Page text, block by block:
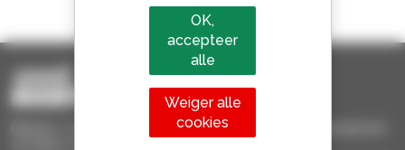
Verkocht in de wereld is een manitou
Manitou Tweedehands - Tweedehands behandelingsmaterieel :
OK,
accepteer
alle
Weiger alle
cookies